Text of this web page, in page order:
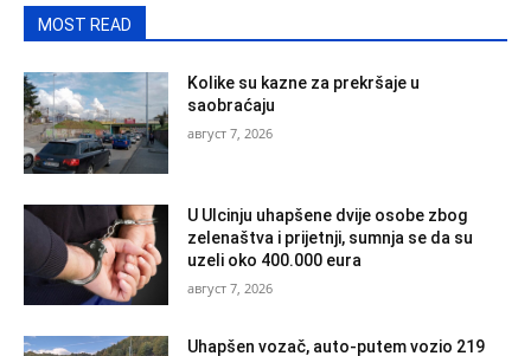
MOST READ
Kolike su kazne za prekršaje u
saobraćaju
август 7, 2026
U Ulcinju uhapšene dvije osobe zbog
zelenaštva i prijetnji, sumnja se da su
uzeli oko 400.000 eura
август 7, 2026
Uhapšen vozač, auto-putem vozio 219